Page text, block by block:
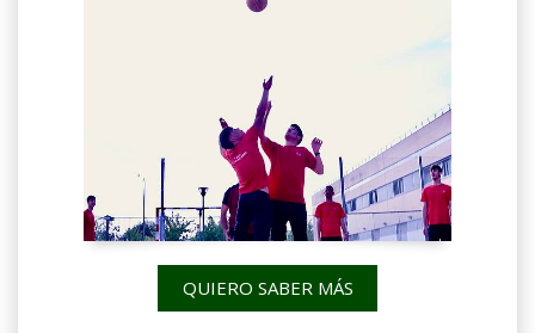
QUIERO SABER MÁS